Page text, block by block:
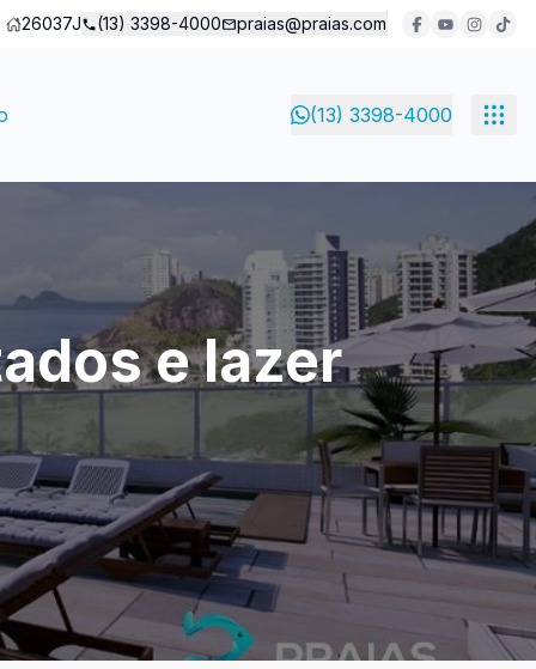
26037J (13) 3398-4000 praias@praias.com
(13) 3398-4000
e lazer